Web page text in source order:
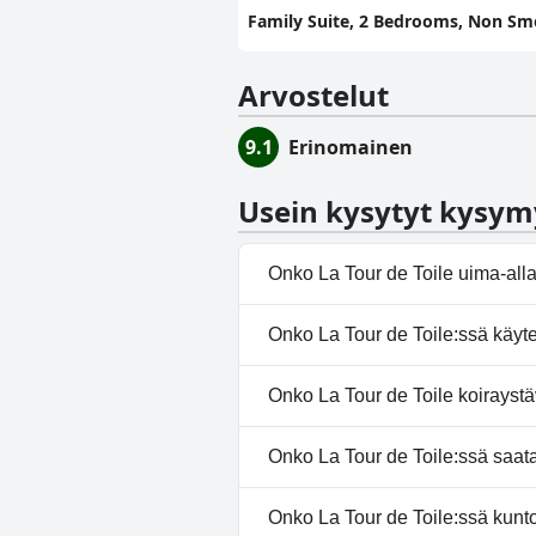
Family Suite, 2 Bedrooms, Non
Arvostelut
9.1 Erinomainen
Usein kysytyt
Onko La Tour de Toile uima-
Kyllä, La Tour de Toile:ssä
Onko La Tour de Toile:ssä
Ei, La Tour de Toile ei tarjoa
Onko La Tour de Toile
Kyllä, La Tour de Toile
Onko La Tour de Toile:ssä
Kyllä, La Tour de Toile
Onko La Tour de Toile:ssä